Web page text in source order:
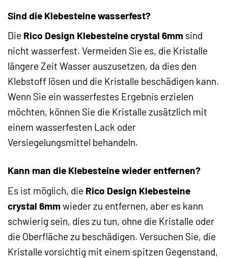
Sind die Klebesteine wasserfest?
Die Rico Design Klebesteine crystal 6mm sind
nicht wasserfest. Vermeiden Sie es, die Kristalle
längere Zeit Wasser auszusetzen, da dies den
Klebstoff lösen und die Kristalle beschädigen kann.
Wenn Sie ein wasserfestes Ergebnis erzielen
möchten, können Sie die Kristalle zusätzlich mit
einem wasserfesten Lack oder
Versiegelungsmittel behandeln.
Kann man die Klebesteine wieder entfernen?
Es ist möglich, die Rico Design Klebesteine
crystal 6mmwieder zu entfernen, aber es kann
schwierig sein, dies zu tun, ohne die Kristalle oder
die Oberfläche zu beschädigen. Versuchen Sie, die
Kristalle vorsichtig mit einem spitzen Gegenstand,